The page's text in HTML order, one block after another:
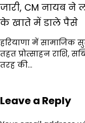
जारी, CM नायब ने
के खाते में डाले पैसे
हरियाणा में सामाजिक
तहत प्रोत्साहन राशि,
तरह की…
Leave a Reply